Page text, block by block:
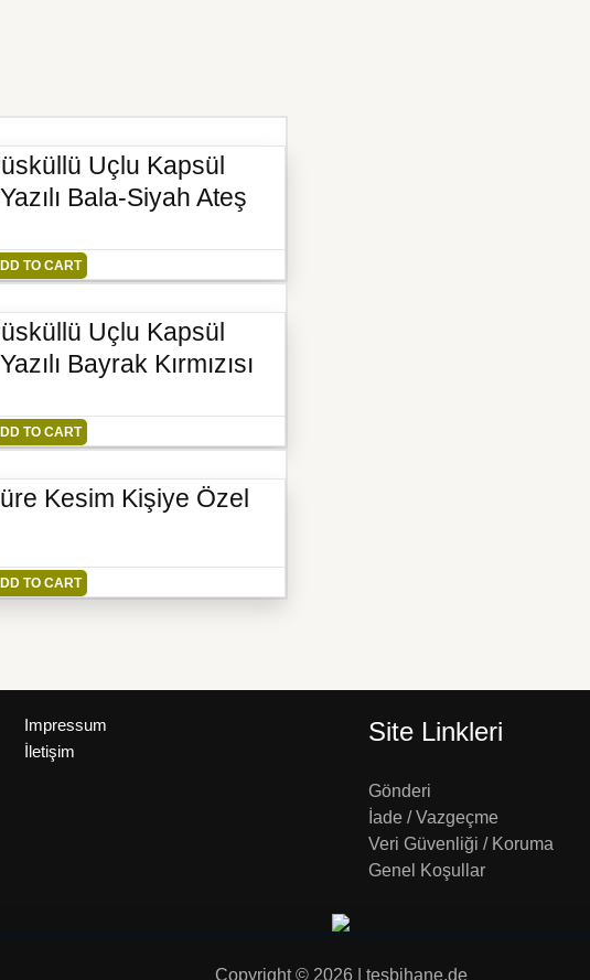
Uçlu Kapsül
Bala-Siyah Ateş
TO CART
Uçlu Kapsül
Bayrak Kırmızısı
TO CART
Kesim Kişiye Özel
TO CART
Impressum
İletişim
Site Linkleri
Gönderi
İade / Vazgeçme
Veri Güvenliği / Koruma
Genel Koşullar
Copyright © 2026 | tesbihane.de